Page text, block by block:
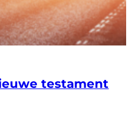
testament